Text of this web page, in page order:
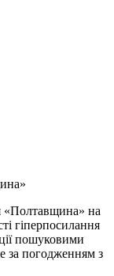
«Полтавщина» на
гіперпосилання
пошуковими
за погодженням з